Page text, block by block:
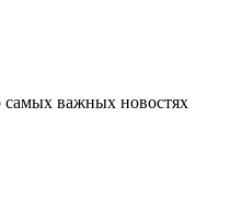
важных новостях